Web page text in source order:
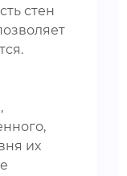
стен
их